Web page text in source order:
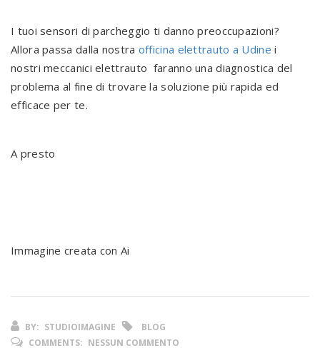
I tuoi sensori di parcheggio ti danno preoccupazioni?
Allora passa dalla nostra officina elettrauto a Udine i
nostri meccanici elettrauto faranno una diagnostica del
problema al fine di trovare la soluzione più rapida ed
efficace per te.
A presto
Immagine creata con Ai
BY: STUDIOIMAGINE
BLOG
COMMENTS: NESSUN COMMENTO